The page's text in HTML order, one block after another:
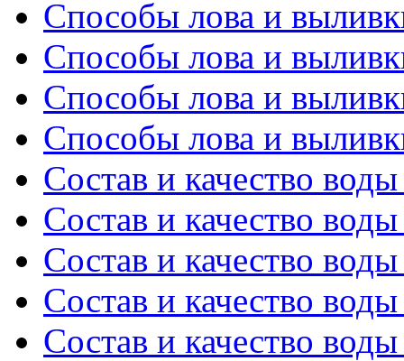
Способы лова и
Способы лова и
Способы лова и
Способы лова и
Состав и качество
Состав и качество
Состав и качество
Состав и качество
Состав и качество